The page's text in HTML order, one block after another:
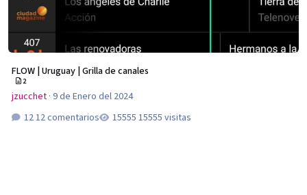
FLOW | Uruguay | Grilla de canales
2
jzucchet· 9 de Enero del 2024
12 comentarios
15555 visitas